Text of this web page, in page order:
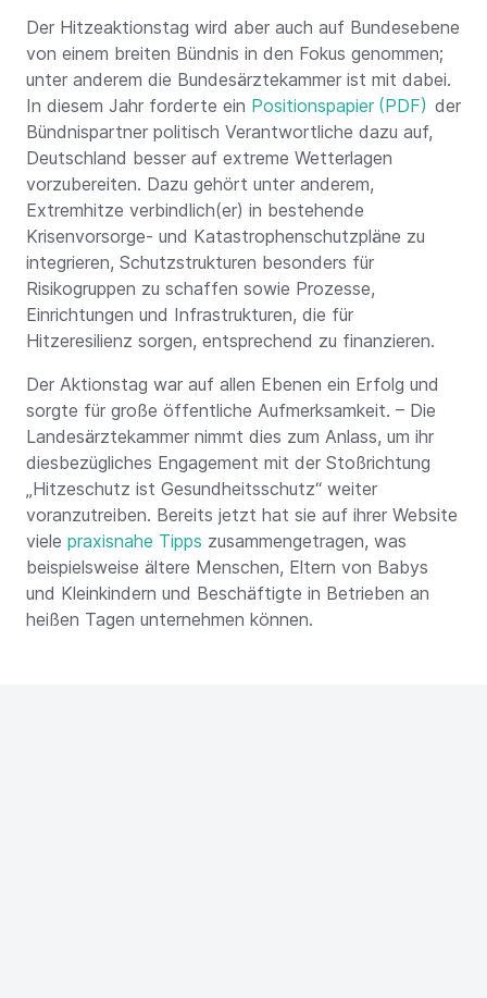
Der Hitzeaktionstag wird aber auch auf Bundesebene
von einem breiten Bündnis in den Fokus genommen;
unter anderem die Bundesärztekammer ist mit dabei.
In diesem Jahr forderte ein Positionspapier
der
Bündnispartner politisch Verantwortliche dazu auf,
Deutschland besser auf extreme Wetterlagen
vorzubereiten. Dazu gehört unter anderem,
Extremhitze verbindlich(er) in bestehende
Krisenvorsorge- und Katastrophenschutzpläne zu
integrieren, Schutzstrukturen besonders für
Risikogruppen zu schaffen sowie Prozesse,
Einrichtungen und Infrastrukturen, die für
Hitzeresilienz sorgen, entsprechend zu finanzieren.
Der Aktionstag war auf allen Ebenen ein Erfolg und
sorgte für große öffentliche Aufmerksamkeit. – Die
Landesärztekammer nimmt dies zum Anlass, um ihr
diesbezügliches Engagement mit der Stoßrichtung
„Hitzeschutz ist Gesundheitsschutz“ weiter
voranzutreiben. Bereits jetzt hat sie auf ihrer Website
viele praxisnahe Tipps zusammengetragen, was
beispielsweise ältere Menschen, Eltern von Babys
und Kleinkindern und Beschäftigte in Betrieben an
heißen Tagen unternehmen können.